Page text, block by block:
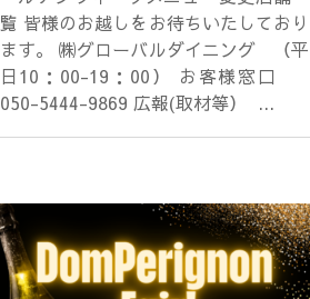
覧 皆様のお越しをお待ちいたしており
ます。 ㈱グローバルダイニング （平
日10：00-19：00） お客様窓口
050-5444-9869 広報(取材等） ...